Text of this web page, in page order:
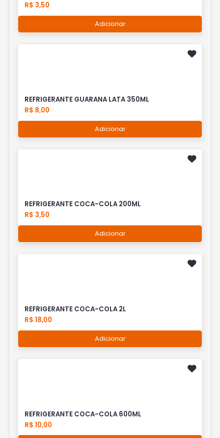
R$ 3,50
Adicionar
REFRIGERANTE GUARANA LATA 350ML
R$ 8,00
Adicionar
REFRIGERANTE COCA-COLA 200ML
R$ 3,50
Adicionar
REFRIGERANTE COCA-COLA 2L
R$ 18,00
Adicionar
REFRIGERANTE COCA-COLA 600ML
R$ 10,00